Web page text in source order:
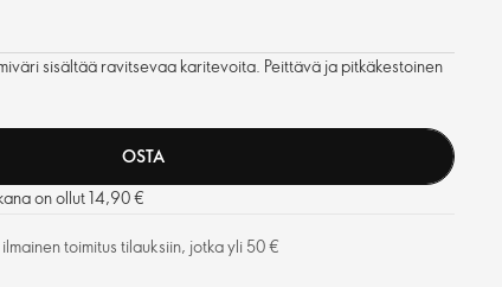
sisältää ravitsevaa karitevoita. Peittävä ja pitkäkestoinen
OSTA
on ollut 14,90 €
toimitus tilauksiin, jotka yli 50 €